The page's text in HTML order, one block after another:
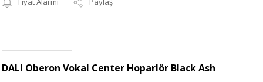
DALI Oberon Vokal Center Hoparlör Black Ash